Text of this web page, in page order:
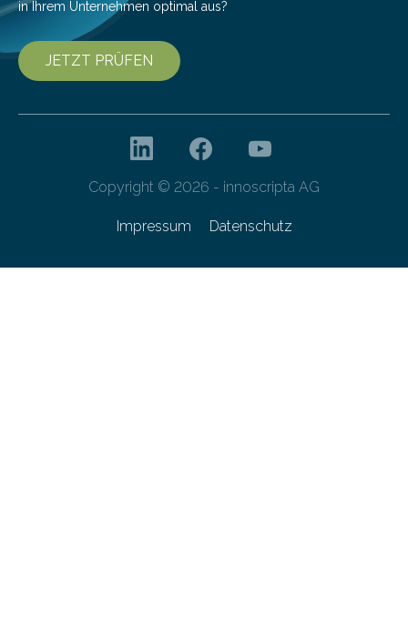
in Ihrem Unternehmen optimal aus?
JETZT PRÜFEN
Copyright © 2026 - innoscripta AG
Impressum Datenschutz